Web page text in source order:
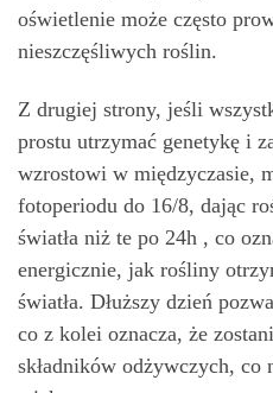
oświetlenie może często
nieszczęśliwych roślin.
Z drugiej strony, jeśli
prostu utrzymać genetykę i
wzrostowi w międzyczasie,
fotoperiodu do 16/8, dając
światła niż te po 24h , co
energicznie, jak rośliny
światła. Dłuższy dzień
co z kolei oznacza, że
składników odżywczych, co